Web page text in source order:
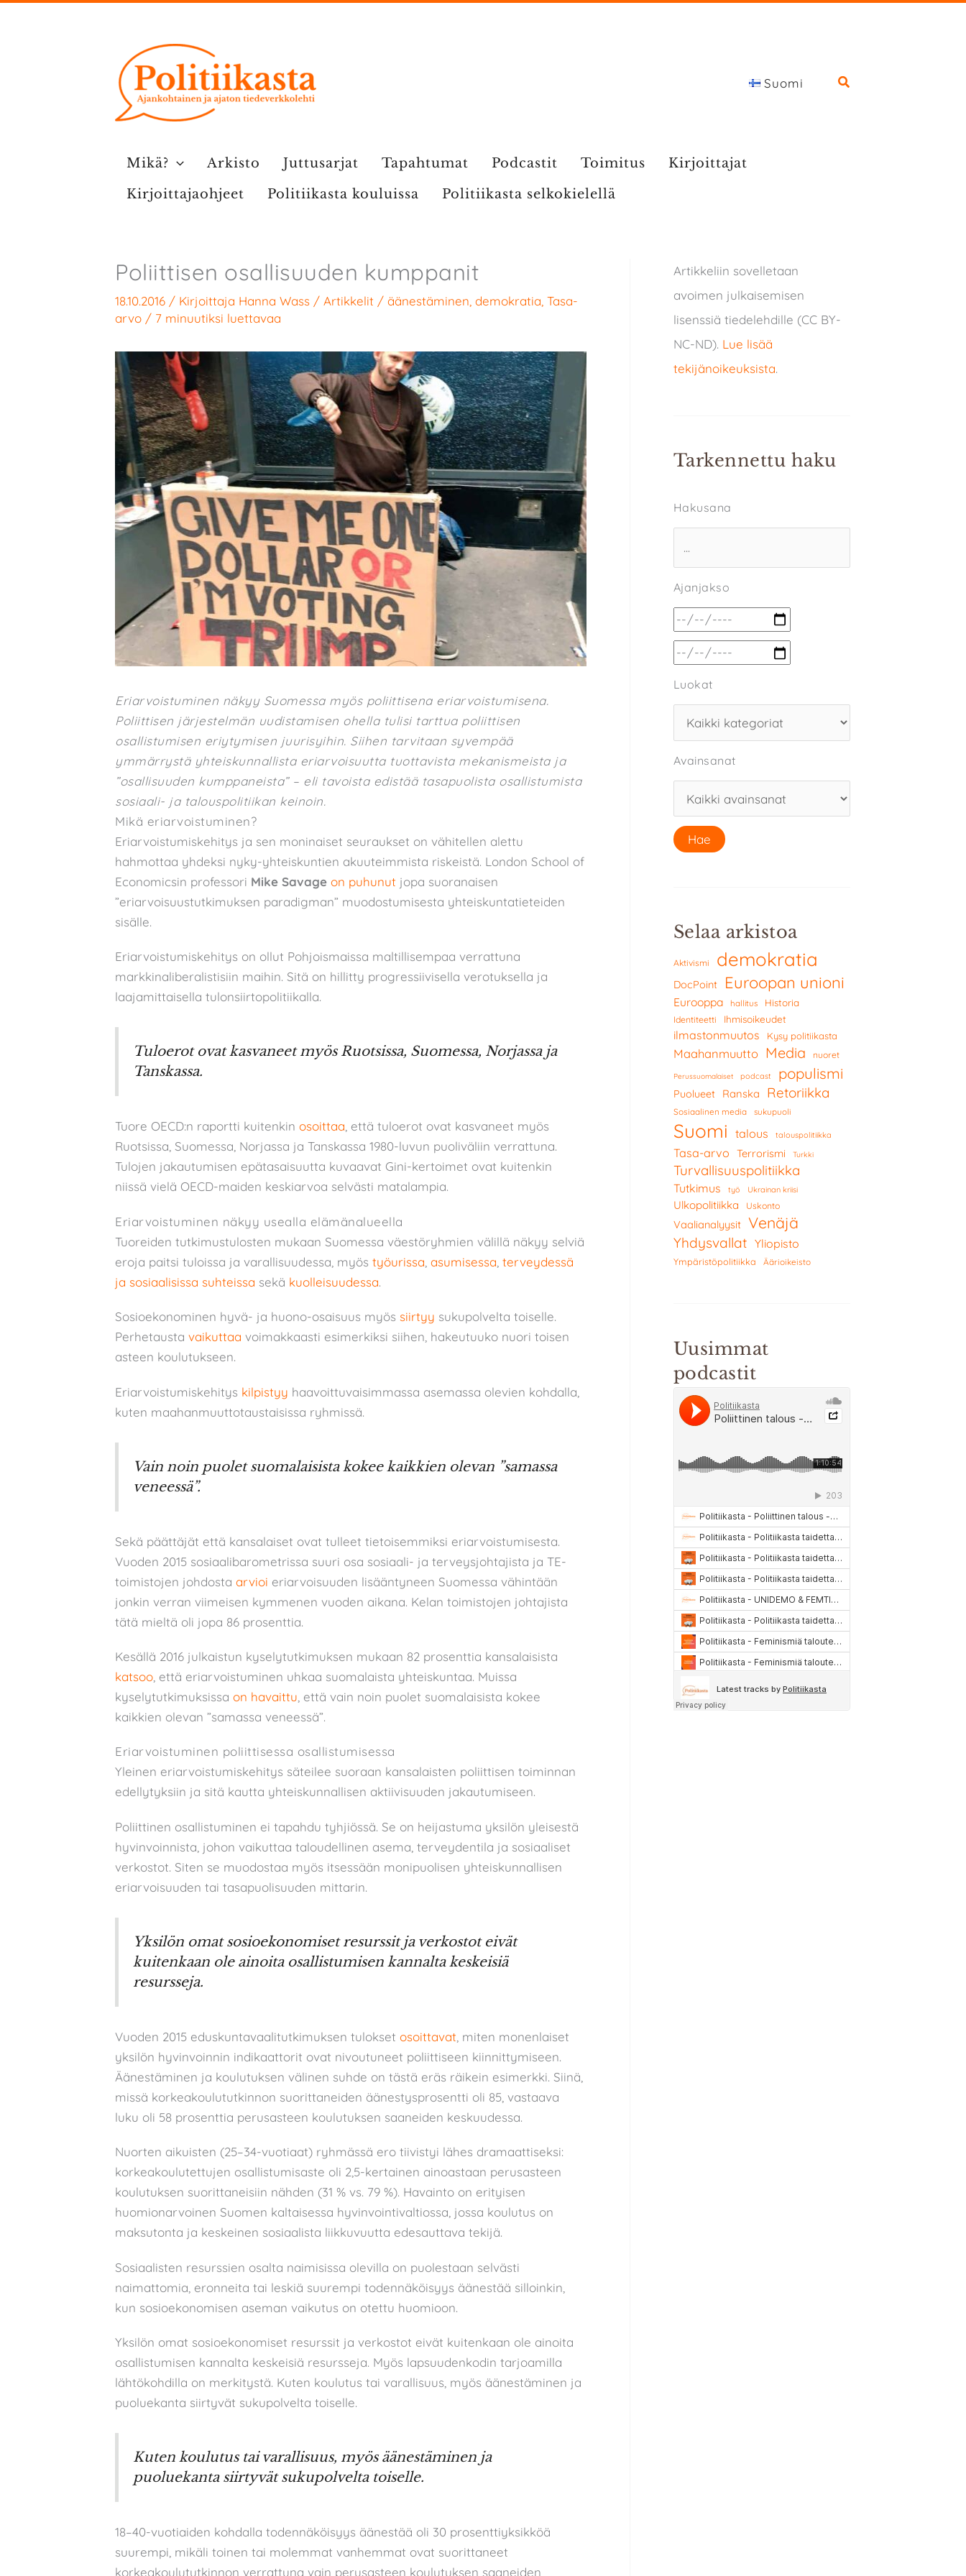
Suomi
Mikä? Arkisto Juttusarjat Tapahtumat Podcastit Toimitus
Kirjoittajat
Kirjoittajaohjeet
Politiikasta kouluissa Politiikasta selkokielellä
Poliittisen osallisuuden kumppanit
18.10.2016 / Kirjoittaja Hanna Wass / Artikkelit / äänestäminen demokratia Tasa-
arvo / 7 minuutiksi luettavaa
Eriarvoistuminen näkyy Suomessa myös poliittisena eriarvoistumisena.
Poliittisen järjestelmän uudistamisen ohella tulisi tarttua poliittisen
osallistumisen eriytymisen juurisyihin. Siihen tarvitaan syvempää
ymmärrystä yhteiskunnallista eriarvoisuutta tuottavista mekanismeista ja
”osallisuuden kumppaneista” – eli tavoista edistää tasapuolista osallistumista
sosiaali- ja talouspolitiikan keinoin.
Mikä eriarvoistuminen?
Eriarvoistumiskehitys ja sen moninaiset seuraukset on vähitellen alettu
hahmottaa yhdeksi nyky-yhteiskuntien akuuteimmista riskeistä. London School of
Economicsin professori Mike Savage on puhunut jopa suoranaisen
”eriarvoisuustutkimuksen paradigman” muodostumisesta yhteiskuntatieteiden
sisälle.
Eriarvoistumiskehitys on ollut Pohjoismaissa maltillisempaa verrattuna
markkinaliberalistisiin maihin. Sitä on hillitty progressiivisella verotuksella ja
laajamittaisella tulonsiirtopolitiikalla.
Tuloerot ovat kasvaneet myös Ruotsissa, Suomessa, Norjassa ja
Tanskassa.
Tuore OECD:n raportti kuitenkin osoittaa, että tuloerot ovat kasvaneet myös
Ruotsissa, Suomessa, Norjassa ja Tanskassa 1980-luvun puoliväliin verrattuna.
Tulojen jakautumisen epätasaisuutta kuvaavat Gini-kertoimet ovat kuitenkin
niissä vielä OECD-maiden keskiarvoa selvästi matalampia.
Eriarvoistuminen näkyy usealla elämänalueella
Tuoreiden tutkimustulosten mukaan Suomessa väestöryhmien välillä näkyy selviä
eroja paitsi tuloissa ja varallisuudessa, myös työurissa asumisessa terveydessä
ja sosiaalisissa suhteissa sekä kuolleisuudessa.
Sosioekonominen hyvä- ja huono-osaisuus myös siirtyy sukupolvelta toiselle.
Perhetausta vaikuttaa voimakkaasti esimerkiksi siihen, hakeutuuko nuori toisen
asteen koulutukseen.
Eriarvoistumiskehitys kilpistyy haavoittuvaisimmassa asemassa olevien kohdalla,
kuten maahanmuuttotaustaisissa ryhmissä.
Vain noin puolet suomalaisista kokee kaikkien olevan ”samassa
veneessä”.
Sekä päättäjät että kansalaiset ovat tulleet tietoisemmiksi eriarvoistumisesta.
Vuoden 2015 sosiaalibarometrissa suuri osa sosiaali- ja terveysjohtajista ja TE-
toimistojen johdosta arvioi eriarvoisuuden lisääntyneen Suomessa vähintään
jonkin verran viimeisen kymmenen vuoden aikana. Kelan toimistojen johtajista
tätä mieltä oli jopa 86 prosenttia.
Kesällä 2016 julkaistun kyselytutkimuksen mukaan 82 prosenttia kansalaisista
katsoo , että eriarvoistuminen uhkaa suomalaista yhteiskuntaa. Muissa
kyselytutkimuksissa on havaittu , että vain noin puolet suomalaisista kokee
kaikkien olevan ”samassa veneessä”.
Eriarvoistuminen poliittisessa osallistumisessa
Yleinen eriarvoistumiskehitys säteilee suoraan kansalaisten poliittisen toiminnan
edellytyksiin ja sitä kautta yhteiskunnallisen aktiivisuuden jakautumiseen.
Poliittinen osallistuminen ei tapahdu tyhjiössä. Se on heijastuma yksilön yleisestä
hyvinvoinnista, johon vaikuttaa taloudellinen asema, terveydentila ja sosiaaliset
verkostot. Siten se muodostaa myös itsessään monipuolisen yhteiskunnallisen
eriarvoisuuden tai tasapuolisuuden mittarin.
Yksilön omat sosioekonomiset resurssit ja verkostot eivät
kuitenkaan ole ainoita osallistumisen kannalta keskeisiä
resursseja.
Vuoden 2015 eduskuntavaalitutkimuksen tulokset osoittavat , miten monenlaiset
yksilön hyvinvoinnin indikaattorit ovat nivoutuneet poliittiseen kiinnittymiseen.
Äänestäminen ja koulutuksen välinen suhde on tästä eräs räikein esimerkki. Siinä,
missä korkeakoulututkinnon suorittaneiden äänestysprosentti oli 85, vastaava
luku oli 58 prosenttia perusasteen koulutuksen saaneiden keskuudessa.
Nuorten aikuisten (25–34-vuotiaat) ryhmässä ero tiivistyi lähes dramaattiseksi:
korkeakoulutettujen osallistumisaste oli 2,5-kertainen ainoastaan perusasteen
koulutuksen suorittaneisiin nähden (31 % vs. 79 %). Havainto on erityisen
huomionarvoinen Suomen kaltaisessa hyvinvointivaltiossa, jossa koulutus on
maksutonta ja keskeinen sosiaalista liikkuvuutta edesauttava tekijä.
Sosiaalisten resurssien osalta naimisissa olevilla on puolestaan selvästi
naimattomia, eronneita tai leskiä suurempi todennäköisyys äänestää silloinkin,
kun sosioekonomisen aseman vaikutus on otettu huomioon.
Yksilön omat sosioekonomiset resurssit ja verkostot eivät kuitenkaan ole ainoita
osallistumisen kannalta keskeisiä resursseja. Myös lapsuudenkodin tarjoamilla
lähtökohdilla on merkitystä. Kuten koulutus tai varallisuus, myös äänestäminen ja
puoluekanta siirtyvät sukupolvelta toiselle.
Kuten koulutus tai varallisuus, myös äänestäminen ja
puoluekanta siirtyvät sukupolvelta toiselle.
18–40-vuotiaiden kohdalla todennäköisyys äänestää oli 30 prosenttiyksikköä
suurempi, mikäli toinen tai molemmat vanhemmat ovat suorittaneet
korkeakoulututkinnon verrattuna vain perusasteen koulutuksen saaneiden
Artikkeliin sovelletaan
avoimen julkaisemisen
lisenssiä tiedelehdille (CC BY-
NC-ND). Lue lisää
tekijänoikeuksista.
Tarkennettu haku
Hakusana
Ajanjakso
Luokat
Avainsanat
Selaa arkistoa
Aktivismi demokratia
DocPoint Euroopan unioni
Eurooppa hallitus Historia
Identiteetti Ihmisoikeudet
ilmastonmuutos Kysy politiikasta
Maahanmuutto Media nuoret
Perussuomalaiset podcast populismi
Puolueet Ranska Retoriikka
Sosiaalinen media sukupuoli
Suomi talous talouspolitiikka
Tasa-arvo Terrorismi Turkki
Turvallisuuspolitiikka
Tutkimus työ Ukrainan kriisi
Ulkopolitiikka Uskonto
Vaalianalyysit Venäjä
Yhdysvallat Yliopisto
Ympäristöpolitiikka Äärioikeisto
Uusimmat
podcastit